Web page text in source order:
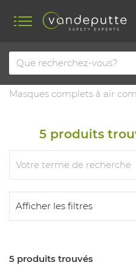
Home Produits
Travailler à air comprimé
Masques complets à air
5 produits
Afficher les filtres
5 produits trouvés